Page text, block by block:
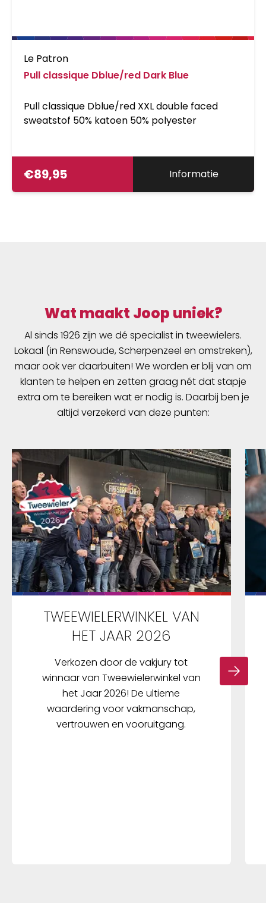
Le Patron
Pull classique Dblue/red Dark Blue
Pull classique Dblue/red XXL double faced
sweatstof 50% katoen 50% polyester
€89,95 Informatie
Wat maakt Joop uniek?
Al sinds 1926 zijn we dé specialist in tweewielers.
Lokaal (in Renswoude, Scherpenzeel en omstreken),
maar ook ver daarbuiten! We worden er blij van om
klanten te helpen en zetten graag nét dat stapje
extra om te bereiken wat er nodig is. Daarbij ben je
altijd verzekerd van deze punten:
TWEEWIELERWINKEL VAN
HET JAAR 2026
Verkozen door de vakjury tot
winnaar van Tweewielerwinkel van
het Jaar 2026! De ultieme
waardering voor vakmanschap,
vertrouwen en vooruitgang.